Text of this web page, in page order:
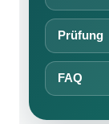
Prüfung
FAQ